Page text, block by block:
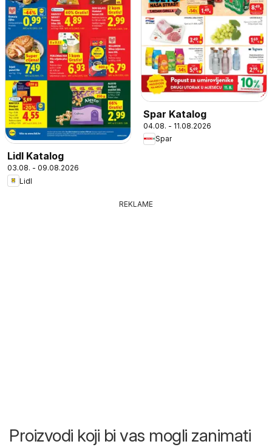
Lidl Katalog
03.08. - 09.08.2026
Lidl
Spar Katalog
04.08. - 11.08.2026
Spar
REKLAME
Proizvodi koji bi vas mogli zanimati